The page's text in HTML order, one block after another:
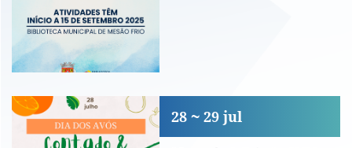
"Contado & Feito" - CLDS 5G
28 29 jul